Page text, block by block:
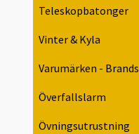
Teleskopbatonger
Vinter & Kyla
Varumärken - Brands
Överfallslarm
Övningsutrustning